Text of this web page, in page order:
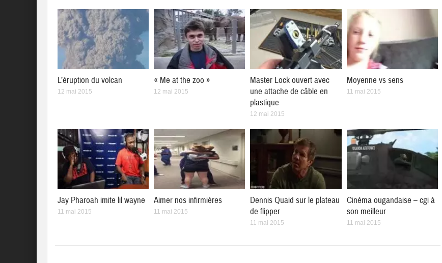
L’éruption du volcan
12 mai 2015
« Me at the zoo »
12 mai 2015
Master Lock ouvert avec
une attache de câble en
plastique
12 mai 2015
Moyenne vs sens
11 mai 2015
Jay Pharoah imite lil wayne
11 mai 2015
Aimer nos infirmières
11 mai 2015
Dennis Quaid sur le plateau
de flipper
11 mai 2015
Cinéma ougandaise – cgi à
son meilleur
11 mai 2015